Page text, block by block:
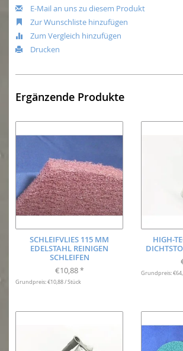
E-Mail an uns zu diesem Produkt
Zur Wunschliste hinzufügen
Zum Vergleich hinzufügen
Drucken
Ergänzende Produkte
SCHLEIFVLIES 115 MM
EDELSTAHL REINIGEN
SCHLEIFEN
€10,88 *
Grundpreis: €10,88 / Stück
HIGH-
Grundpreis: